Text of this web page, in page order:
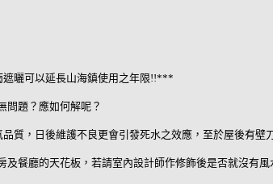
曬可以延長山海鎮使用之年限!!***
問題？應如何解呢？
質，日後維護不良更會引發死水之效應，至於屋後有
餐廳的天花板，若請室內設計師作修飾後是否就沒有風